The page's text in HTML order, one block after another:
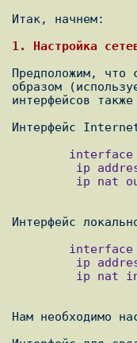
Итак, начнем:
1. Настройка
Предположим, что
образом
интерфейсов
Нам необходимо